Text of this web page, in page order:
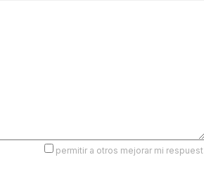
permitir a otros mejorar mi